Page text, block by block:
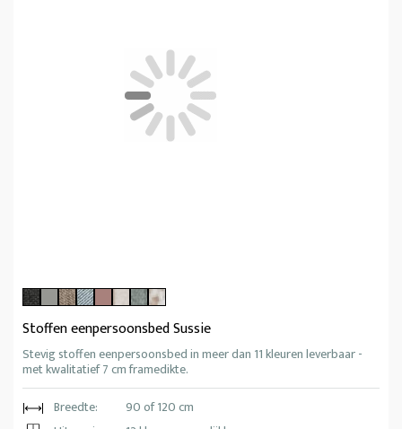
Stoffen eenpersoonsbed Sussie
Stevig stoffen eenpersoonsbed in meer dan 11 kleuren leverbaar -
met kwalitatief 7 cm framedikte.
Breedte:
90 of 120 cm